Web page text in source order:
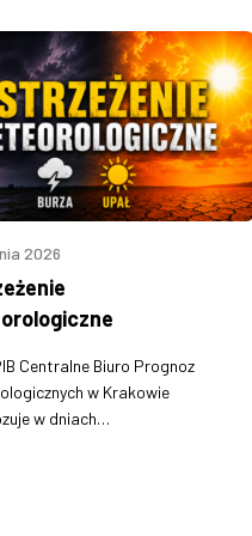
2026
Centralne Biuro Prognoz
w Krakowie
w dniach…